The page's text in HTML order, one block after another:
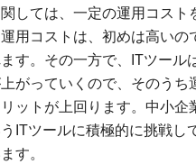
しては、一定の運用コスト
用コストは、初めは高いの
す。その一方で、ITツール
がっていくので、そのうち
ットが上回ります。中小企
ITツールに積極的に挑戦し
す。